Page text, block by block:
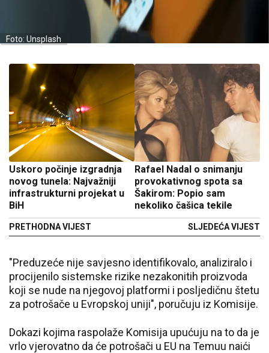
Foto: Unsplash
Uskoro počinje izgradnja
novog tunela: Najvažniji
infrastrukturni projekat u
BiH
PRETHODNA VIJEST
Rafael Nadal o snimanju
provokativnog spota sa
Šakirom: Popio sam
nekoliko čašica tekile
SLJEDEĆA VIJEST
"Preduzeće nije savjesno identifikovalo, analiziralo i
procijenilo sistemske rizike nezakonitih proizvoda
koji se nude na njegovoj platformi i posljedičnu štetu
za potrošače u Evropskoj uniji", poručuju iz Komisije.
Dokazi kojima raspolaže Komisija upućuju na to da je
vrlo vjerovatno da će potrošači u EU na Temuu naići